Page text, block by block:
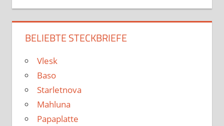
BELIEBTE STECKBRIEFE
Vlesk
Baso
Starletnova
Mahluna
Papaplatte